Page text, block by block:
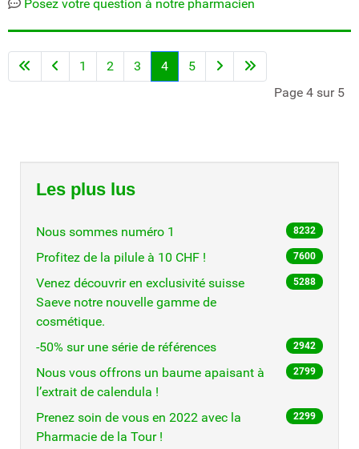
Posez votre question à notre pharmacien
Page 4 sur 5
1 2 3 4 5
Les plus lus
Nous sommes numéro 1 8232
Profitez de la pilule à 10 CHF ! 7600
Venez découvrir en exclusivité suisse
Saeve notre nouvelle gamme de
cosmétique.
5288
-50% sur une série de références 2942
Nous vous offrons un baume apaisant à
l’extrait de calendula !
2799
Prenez soin de vous en 2022 avec la
Pharmacie de la Tour !
2299